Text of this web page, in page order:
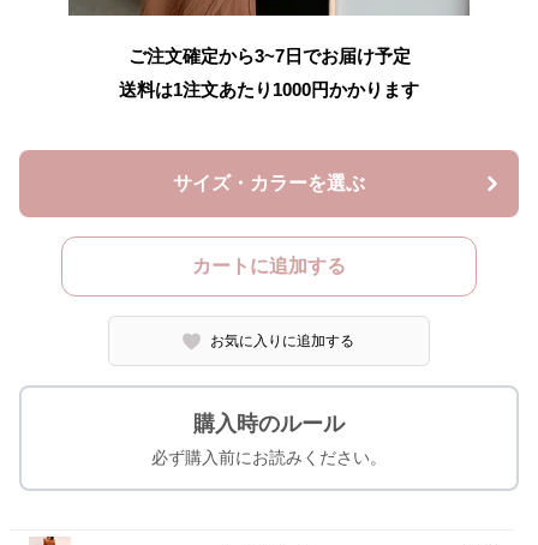
ご注文確定から3~7日でお届け予定
送料は1注文あたり 1000円かかります
サイズ・カラーを選ぶ
カートに追加する
お気に入りに追加する
購入時のルール
必ず購入前にお読みください。